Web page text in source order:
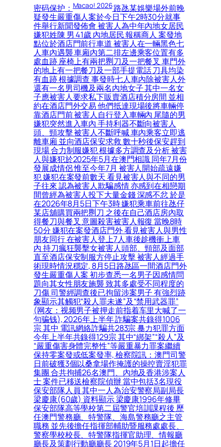
密码保护：Macao! 2026路氹某娛樂場外前晚
疑發生嚴重傷人案於今日下午2時30分就事
件舉行新聞發佈會 被害人為中年內地女居民
嫌犯姓陳 男 41歲 內地居民 報稱商人 案發地
點位於酒店門前行車道 被害人在一輛黑色七
人車內遇襲 車廂內第二排左邊乘客位置有多
處血跡 座椅上有兩把𠝹刀及一把餐叉 車門外
的地上有一把餐刀及一部手提電話 刀具均染
有血跡 根據調查 事發時七人車內除被害人外
還有一名男司機及兩名內地女子 其中一名女
子應被害人要求私下販賣酒店積分房間 並相
約在酒店門外交易 他們抵達現場後將車輛停
靠酒店門前 被害人自行登入車輛內 尾隨的男
嫌犯突然進入車內 手持利器不斷向被害人
頭、頸攻擊 被害人不斷呼喊 車內乘客立即逃
離車廂 並向酒店保安求救 數十秒後保安趕到
現場 合力制服嫌犯 根據多方調查及分析 被害
人與嫌犯於2025年5月在澳門相識 同年7月份
發展成情侶 惟至今年7月 被害人開始疏遠嫌
犯 嫌犯在案發前數天 看見被害人與不同的男
子往來 認為被害人欺騙感情 亦感到在相戀期
間曾經為被害人投下大量金錢 深感不忿 於是
在2026年8月5日下午3時 嫌犯乘車前往氹仔
某店舖購買兩把𠝹刀 之後在自己酒店房內取
得餐刀與餐叉 意圖殺害被害人報復 當晚8時
50分 嫌犯在案發酒店門外 看見被害人與男性
朋友同行 在被害人登上7人車後趁機衝上車
內 持刀瘋狂襲擊女被害人頭部、頸部及面部
直至酒店保安制服方停止攻擊 被害人經過手
術現時情況穩定, 8月5日路氹區一間酒店門外
發生嚴重傷人案 初步查悉一名男子因感情問
題向其女性朋友施襲 致其多處受不同程度的
刀傷 司警經調查後已拘留涉案男子 有強烈跡
象顯示其觸犯“殺人罪未遂”及“禁用武器罪”
(网友：视频男子被押走前指着车里大喊了一
句骗钱), 2026年上半年 詐騙案共錄得1006
宗 其中 電訊網絡詐騙共283宗 暴力犯罪方面
今年上半年共錄得129宗 其中“綁架”“殺人”及
“嚴重傷害身體完整性”等嚴重暴力罪案繼續
保持零案發或低案發率, 檢察院訊：澳門司警
日前破獲3個以桑拿場作掩護的操控賣淫犯罪
集團 合共拘捕26名澳門、內地及香港涉案人
士 案件已移送檢察院偵辦 當中包括3名現役
保安部隊人員 其中一人為治安警察局副局長
梁慶康(60歲) 資料顯示 梁慶康1996年修畢
保安部隊高等學校第二屆警官培訓課程後 歷
任澳門警務廳、特警隊、海島警務廳之主管
職務 並先後擔任指揮部輔助暨服務處處長、
警察學校校長、特警隊指揮官助理、情報廳
廳長及策劃行動廳廳長 2019年5月1日起擔任